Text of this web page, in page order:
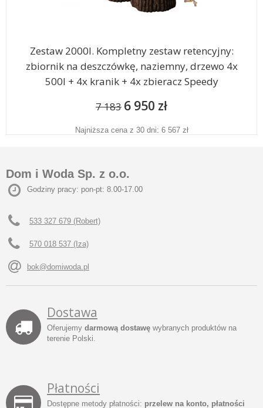
Zestaw 2000l. Kompletny zestaw retencyjny:
zbiornik na deszczówkę, naziemny, drzewo 4x
500l + 4x kranik + 4x zbieracz Speedy
7 183 6 950 zł
Najniższa cena z 30 dni: 6 567 zł
Dom i Woda Sp. z o.o.
Godziny pracy: pon-pt: 8.00-17.00
533 327 679 (Robert)
570 018 537 (Iza)
bok@domiwoda.pl
Dostawa
Oferujemy darmową dostawę wybranych produktów na
terenie Polski.
Płatności
Dostępne metody płatności: przelew na konto, płatności